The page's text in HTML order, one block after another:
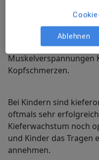
Überbiss Rückbiss
der Kindesentwicklung
Behandlung aus so
ganzen Körper
Muskelverspannungen
Kopfschmerzen.
Bei Kindern sind
oftmals sehr
Kieferwachstum noch
und Kinder das Tragen
annehmen.
Ablehnen